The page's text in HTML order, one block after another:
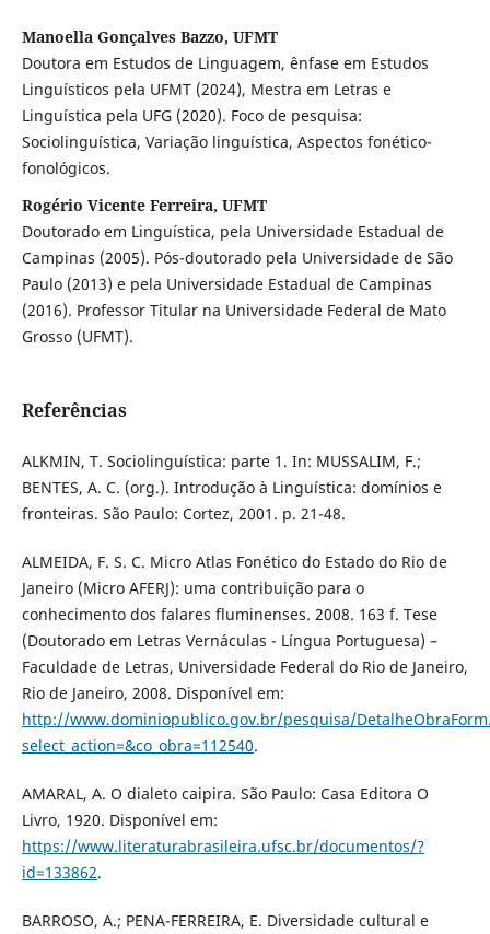
Manoella Gonçalves Bazzo, UFMT
Doutora em Estudos de Linguagem, ênfase em Estudos
Linguísticos pela UFMT (2024), Mestra em Letras e
Linguística pela UFG (2020). Foco de pesquisa:
Sociolinguística, Variação linguística, Aspectos fonético-
fonológicos.
Rogério Vicente Ferreira, UFMT
Doutorado em Linguística, pela Universidade Estadual de
Campinas (2005). Pós-doutorado pela Universidade de São
Paulo (2013) e pela Universidade Estadual de Campinas
(2016). Professor Titular na Universidade Federal de Mato
Grosso (UFMT).
Referências
ALKMIN, T. Sociolinguística: parte 1. In: MUSSALIM, F.;
BENTES, A. C. (org.). Introdução à Linguística: domínios e
fronteiras. São Paulo: Cortez, 2001. p. 21-48.
ALMEIDA, F. S. C. Micro Atlas Fonético do Estado do Rio de
Janeiro (Micro AFERJ): uma contribuição para o
conhecimento dos falares fluminenses. 2008. 163 f. Tese
(Doutorado em Letras Vernáculas - Língua Portuguesa) –
Faculdade de Letras, Universidade Federal do Rio de Janeiro,
Rio de Janeiro, 2008. Disponível em:
http://www.dominiopublico.gov.br/pesquisa/
select_action=&co_obra=112540.
AMARAL, A. O dialeto caipira. São Paulo: Casa Editora O
Livro, 1920. Disponível em:
https://www.literaturabrasileira.ufsc.br/documentos/?
id=133862.
BARROSO, A.; PENA-FERREIRA, E. Diversidade cultural e